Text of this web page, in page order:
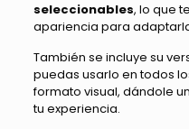
seleccionables, lo que
apariencia para
También se incluye su
puedas usarlo en todos
formato visual, dándole
tu experiencia.